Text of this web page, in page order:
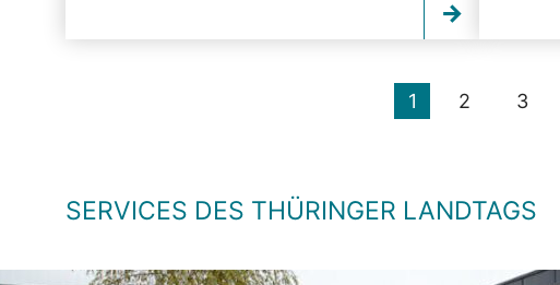
1 2 3
SERVICES DES THÜRINGER LANDTAGS